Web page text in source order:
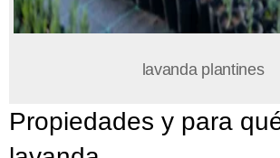
lavanda plantines
Propiedades y para